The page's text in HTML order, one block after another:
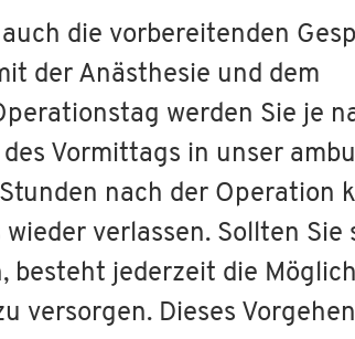
die vorbereitenden
der Anästhesie und dem
werden Sie je
Vormittags in unser
nach der Operation
verlassen. Sollten Sie
besteht jederzeit die
versorgen. Dieses Vorgehen